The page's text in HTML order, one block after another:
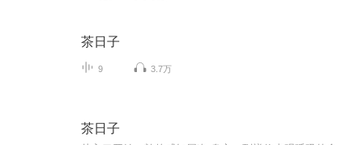
茶日子
9 3.7万
茶日子